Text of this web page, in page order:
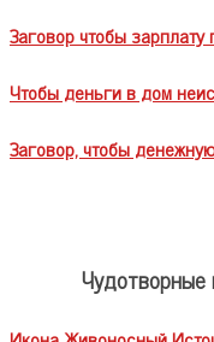
Заговор чтобы
Чтобы деньги в дом
Заговор, чтобы
Чудотворные